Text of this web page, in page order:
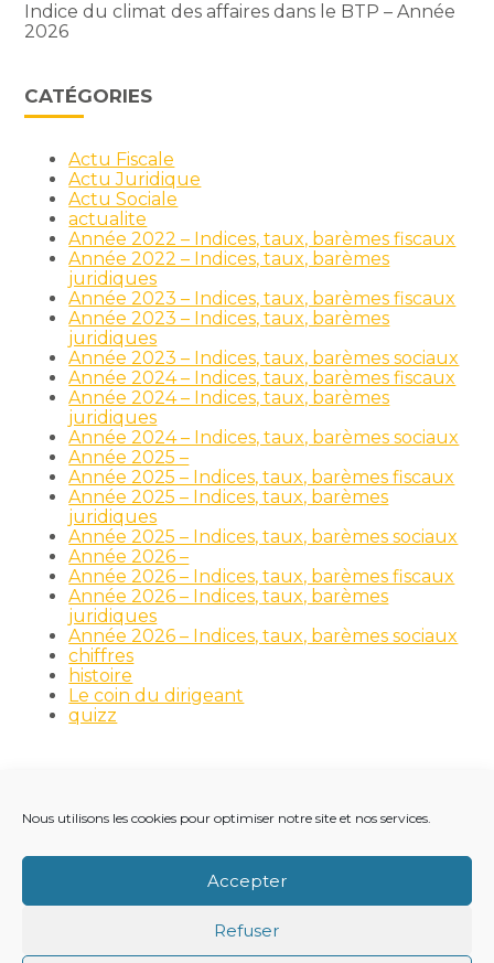
Nous utilisons les cookies pour optimiser notre site et nos services.
Accepter
Refuser
Indice du climat des affaires dans le BTP – Année
2026
CATÉGORIES
Actu Fiscale
Actu Juridique
Actu Sociale
actualite
Année 2022 – Indices, taux, barèmes fiscaux
Année 2022 – Indices, taux, barèmes
juridiques
Année 2023 – Indices, taux, barèmes fiscaux
Année 2023 – Indices, taux, barèmes
juridiques
Année 2023 – Indices, taux, barèmes sociaux
Année 2024 – Indices, taux, barèmes fiscaux
Année 2024 – Indices, taux, barèmes
juridiques
Année 2024 – Indices, taux, barèmes sociaux
Année 2025 –
Année 2025 – Indices, taux, barèmes fiscaux
Année 2025 – Indices, taux, barèmes
juridiques
Année 2025 – Indices, taux, barèmes sociaux
Année 2026 –
Année 2026 – Indices, taux, barèmes fiscaux
Année 2026 – Indices, taux, barèmes
juridiques
Année 2026 – Indices, taux, barèmes sociaux
chiffres
histoire
Le coin du dirigeant
quizz
Principale
RECRUTEMENT
NOTRE ACTUALITÉ
VIE DU CABINET
CONTACT